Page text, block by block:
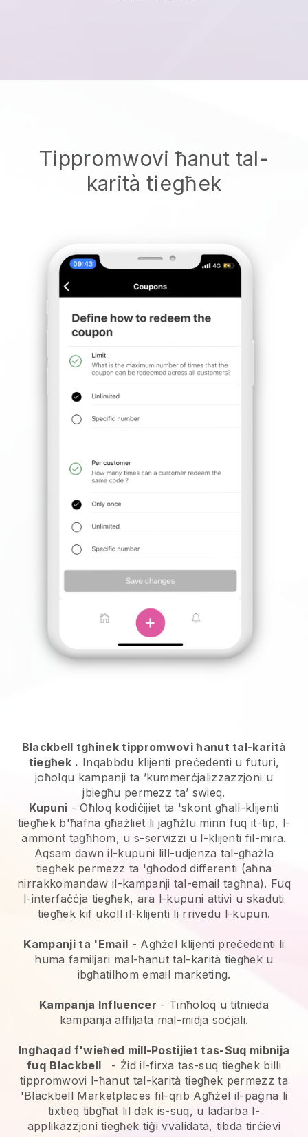
Tippromwovi ħanut tal-
karità tiegħek
Blackbell tgħinek tippromwovi ħanut tal-karità
tiegħek . Inqabbdu klijenti preċedenti u futuri,
joħolqu kampanji ta ’kummerċjalizzazzjoni u
jbiegħu permezz ta’ swieq.
Kupuni - Oħloq kodiċijiet ta 'skont għall-klijenti
tiegħek b'ħafna għażliet li jagħżlu minn fuq it-tip, l-
ammont tagħhom, u s-servizzi u l-klijenti fil-mira.
Aqsam dawn il-kupuni lill-udjenza tal-għażla
tiegħek permezz ta 'għodod differenti (aħna
nirrakkomandaw il-kampanji tal-email tagħna). Fuq
l-interfaċċja tiegħek, ara l-kupuni attivi u skaduti
tiegħek kif ukoll il-klijenti li rrivedu l-kupun.
Kampanji ta 'Email - Agħżel klijenti preċedenti li
huma familjari mal-ħanut tal-karità tiegħek u
ibgħatilhom email marketing.
Kampanja Influencer - Tinħoloq u titnieda
kampanja affiljata mal-midja soċjali.
Ingħaqad f'wieħed mill-Postijiet tas-Suq mibnija
fuq Blackbell - Żid il-firxa tas-suq tiegħek billi
tippromwovi l-ħanut tal-karità tiegħek permezz ta
'Blackbell Marketplaces fil-qrib Agħżel il-paġna li
tixtieq tibgħat lil dak is-suq, u ladarba l-
applikazzjoni tiegħek tiġi vvalidata, tibda tirċievi